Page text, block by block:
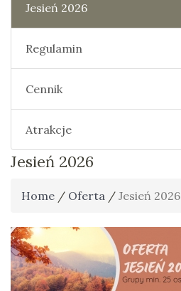
Jesień 2026
Regulamin
Cennik
Atrakcje
Jesień 2026
Home / Oferta / Jesień 2026